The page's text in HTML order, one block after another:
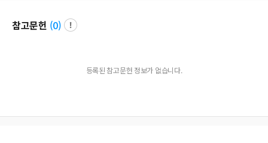
참고문헌 (0)
등록된 참고문헌 정보가 없습니다.